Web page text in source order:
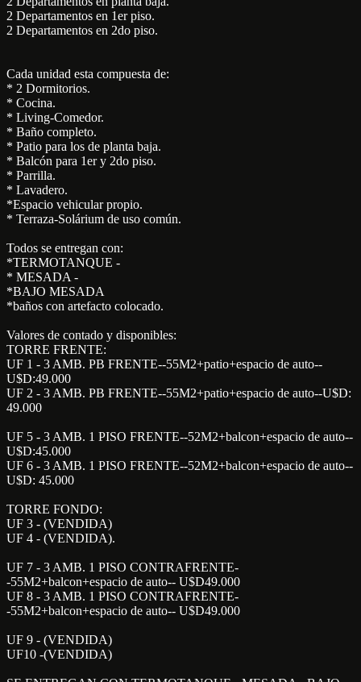
2 Departamentos en 1er piso.
2 Departamentos en 2do piso.
Cada unidad esta compuesta de:
* 2 Dormitorios.
* Cocina.
* Living-Comedor.
* Baño completo.
* Patio para los de planta baja.
* Balcón para 1er y 2do piso.
* Parrilla.
* Lavadero.
*Espacio vehicular propio.
* Terraza-Solárium de uso común.
Todos se entregan con:
*TERMOTANQUE -
* MESADA -
*BAJO MESADA
*baños con artefacto colocado.
Valores de contado y disponibles:
TORRE FRENTE:
UF 1 - 3 AMB. PB FRENTE--55M2+patio+espacio de auto--
U$D:49.000
UF 2 - 3 AMB. PB FRENTE--55M2+patio+espacio de auto--U$D:
49.000
UF 5 - 3 AMB. 1 PISO FRENTE--52M2+balcon+espacio de auto--
U$D:45.000
UF 6 - 3 AMB. 1 PISO FRENTE--52M2+balcon+espacio de auto--
U$D: 45.000
TORRE FONDO:
UF 3 - (VENDIDA)
UF 4 - (VENDIDA).
UF 7 - 3 AMB. 1 PISO CONTRAFRENTE-
-55M2+balcon+espacio de auto-- U$D49.000
UF 8 - 3 AMB. 1 PISO CONTRAFRENTE-
-55M2+balcon+espacio de auto-- U$D49.000
UF 9 - (VENDIDA)
UF10 -(VENDIDA)